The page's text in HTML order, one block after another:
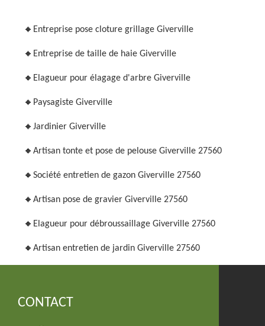
Entreprise pose cloture grillage Giverville
Entreprise de taille de haie Giverville
Elagueur pour élagage d'arbre Giverville
Paysagiste Giverville
Jardinier Giverville
Artisan tonte et pose de pelouse Giverville 27560
Société entretien de gazon Giverville 27560
Artisan pose de gravier Giverville 27560
Elagueur pour débroussaillage Giverville 27560
Artisan entretien de jardin Giverville 27560
CONTACT